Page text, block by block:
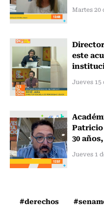
Martes 20
este
Jueves 15
Patricio
30
Jueves 1
#derechos